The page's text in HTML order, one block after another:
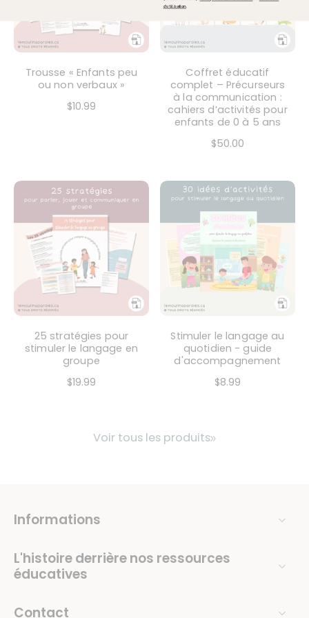
Trousse « Enfants peu
ou non verbaux »
$10.99
Coffret éducatif
complet – Précurseurs
à la communication :
cahiers d’activités pour
enfants de 0 à 5 ans
$50.00
25 stratégies pour
stimuler le langage en
groupe
$19.99
Stimuler le langage au
quotidien - guide
d'accompagnement
$8.99
Voir tous les produits
Informations
L'histoire derrière nos ressources
éducatives
Contact
d'utilisation.